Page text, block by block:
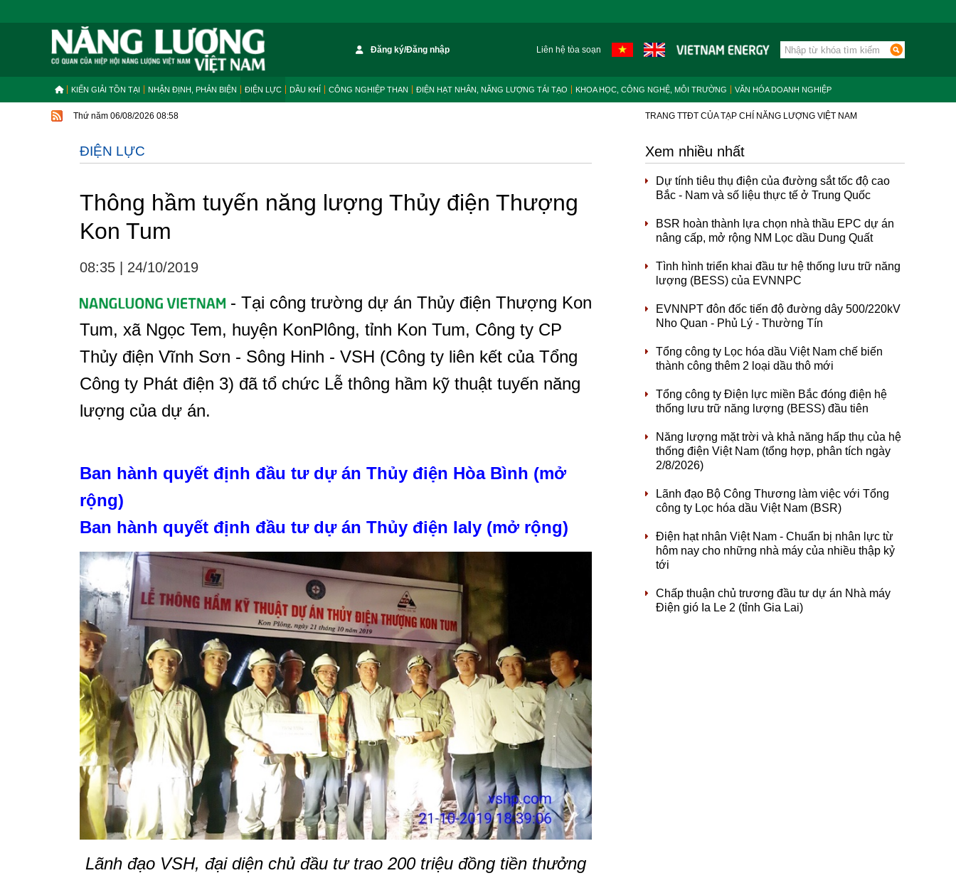
Đăng ký/Đăng nhập Liên hệ tòa soạn
KIẾN GIẢI TỒN TẠI NHẬN ĐỊNH, PHẢN BIỆN ĐIỆN LỰC DẦU KHÍ CÔNG NGHIỆP THAN ĐIỆN HẠT NHÂN, NĂNG LƯỢNG TÁI TẠO KHOA HỌC, CÔNG NGHỆ, MÔI TRƯỜNG VĂN HÓA DOANH NGHIỆP
Thứ năm 06/08/2026 08:58 TRANG TTĐT CỦA TẠP CHÍ NĂNG LƯỢNG VIỆT NAM
ĐIỆN LỰC
Thông hầm tuyến năng lượng Thủy điện Thượng
Kon Tum
08:35 24/10/2019
- Tại công trường dự án Thủy điện Thượng Kon
Tum, xã Ngọc Tem, huyện KonPlông, tỉnh Kon Tum, Công ty CP
Thủy điện Vĩnh Sơn - Sông Hinh - VSH (Công ty liên kết của Tổng
Công ty Phát điện 3) đã tổ chức Lễ thông hầm kỹ thuật tuyến năng
lượng của dự án.
Ban hành quyết định đầu tư dự án Thủy điện Hòa Bình (mở
rộng)
Ban hành quyết định đầu tư dự án Thủy điện Ialy (mở rộng)
Lãnh đạo VSH, đại diện chủ đầu tư trao 200 triệu đồng tiền thưởng
Xem nhiều nhất
Dự tính tiêu thụ điện của đường sắt tốc độ cao
Bắc - Nam và số liệu thực tế ở Trung Quốc
BSR hoàn thành lựa chọn nhà thầu EPC dự án
nâng cấp, mở rộng NM Lọc dầu Dung Quất
Tình hình triển khai đầu tư hệ thống lưu trữ năng
lượng (BESS) của EVNNPC
EVNNPT đôn đốc tiến độ đường dây 500/220kV
Nho Quan - Phủ Lý - Thường Tín
Tổng công ty Lọc hóa dầu Việt Nam chế biến
thành công thêm 2 loại dầu thô mới
Tổng công ty Điện lực miền Bắc đóng điện hệ
thống lưu trữ năng lượng (BESS) đầu tiên
Năng lượng mặt trời và khả năng hấp thụ của hệ
thống điện Việt Nam (tổng hợp, phân tích ngày
2/8/2026)
Lãnh đạo Bộ Công Thương làm việc với Tổng
công ty Lọc hóa dầu Việt Nam (BSR)
Điện hạt nhân Việt Nam - Chuẩn bị nhân lực từ
hôm nay cho những nhà máy của nhiều thập kỷ
tới
Chấp thuận chủ trương đầu tư dự án Nhà máy
Điện gió Ia Le 2 (tỉnh Gia Lai)